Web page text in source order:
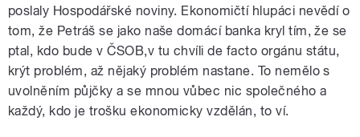
poslaly Hospodářské noviny. Ekonomičtí hlupáci nevědí o
tom, že Petráš se jako naše domácí banka kryl tím, že se
ptal, kdo bude v ČSOB,v tu chvíli de facto orgánu státu,
krýt problém, až nějaký problém nastane. To nemělo s
uvolněním půjčky a se mnou vůbec nic společného a
každý, kdo je trošku ekonomicky vzdělán, to ví.